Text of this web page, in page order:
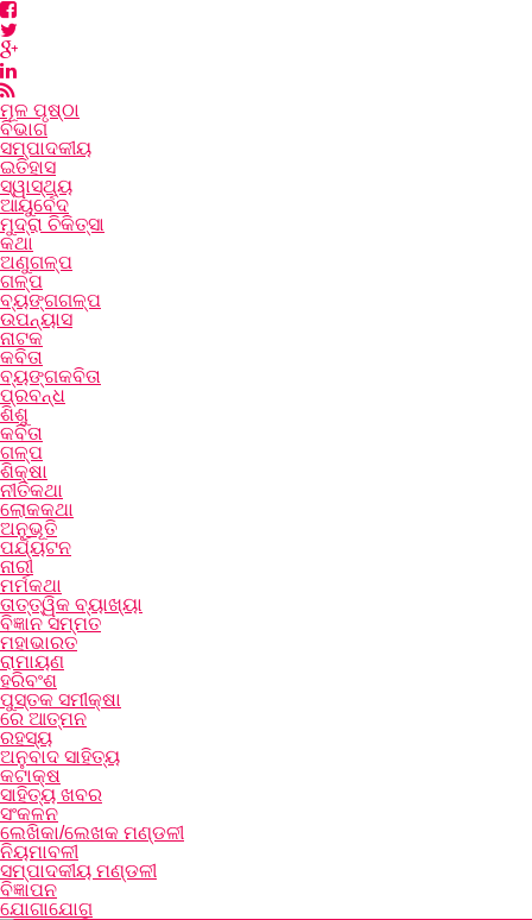
ମୂଳ ପୃଷ୍ଠା
ବିଭାଗ
ସମ୍ପାଦକୀୟ
ଇତିହାସ
ସ୍ୱାସ୍ଥ୍ୟ
ଆୟୁର୍ବେଦ
ମୁଦ୍ରା ଚିକିତ୍ସା
କଥା
ଅଣୁଗଳ୍ପ
ଗଳ୍ପ
ବ୍ୟଙ୍ଗଗଳ୍ପ
ଉପନ୍ୟାସ
ନାଟକ
କବିତା
ବ୍ୟଙ୍ଗକବିତା
ପ୍ରବନ୍ଧ
ଶିଶୁ
କବିତା
ଗଳ୍ପ
ଶିକ୍ଷା
ନୀତିକଥା
ଲୋକକଥା
ଅନୁଭୂତି
ପର୍ଯ୍ୟଟନ
ନାରୀ
ମର୍ମକଥା
ତାତ୍ତ୍ୱିକ ବ୍ୟାଖ୍ୟା
ବିଜ୍ଞାନ ସମ୍ମତ
ମହାଭାରତ
ରାମାୟଣ
ହରିବଂଶ
ପୁସ୍ତକ ସମୀକ୍ଷା
ରେ ଆତ୍ମନ
ରହସ୍ୟ
ଅନୁବାଦ ସାହିତ୍ୟ
କଟାକ୍ଷ
ସାହିତ୍ୟ ଖବର
ସଂକଳନ
ଲେଖିକା/ଲେଖକ ମଣ୍ଡଳୀ
ନିୟମାବଳୀ
ସମ୍ପାଦକୀୟ ମଣ୍ଡଳୀ
ବିଜ୍ଞାପନ
ଯୋଗାଯୋଗ